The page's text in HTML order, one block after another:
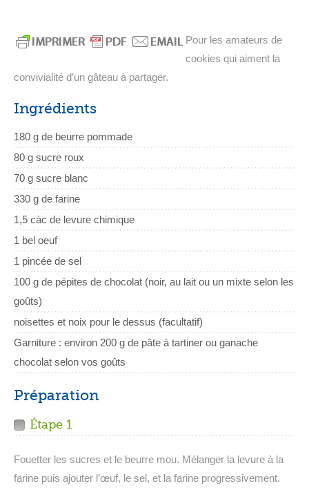
Pour les amateurs de
cookies qui aiment la
convivialité d’un gâteau à partager.
Ingrédients
180 g de beurre pommade
80 g sucre roux
70 g sucre blanc
330 g de farine
1,5 càc de levure chimique
1 bel oeuf
1 pincée de sel
100 g de pépites de chocolat (noir, au lait ou un mixte selon les
goûts)
noisettes et noix pour le dessus (facultatif)
Garniture : environ 200 g de pâte à tartiner ou ganache
chocolat selon vos goûts
Préparation
Étape 1
Fouetter les sucres et le beurre mou. Mélanger la levure à la
farine puis ajouter l’œuf, le sel, et la farine progressivement.